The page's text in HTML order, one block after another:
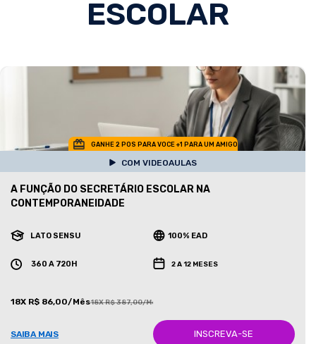
ESCOLAR
GANHE 2 POS PARA VOCE +1 PARA UM AMIGO
COM VIDEOAULAS
A FUNÇÃO DO SECRETÁRIO ESCOLAR NA
CONTEMPORANEIDADE
LATO SENSU 100% EAD
360 A 720H 2 A 12 MESES
18X R$ 86,00/Mês18X R$ 387,00/Mês
SAIBA MAIS INSCREVA-SE